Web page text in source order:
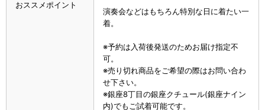
おススメポイント
演奏会などはもちろん特別な日に着たい一
着。
※予約は入荷後発送のためお届け指定不
可。
※売り切れ商品をご希望の際はお問い合わ
せ下さい。
※銀座8丁目の銀座クチュール(銀座ナイン
内)でもご試着可能です。